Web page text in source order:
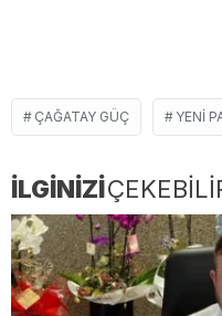
ÇAĞATAY GÜÇ YENİ
İLGİNİZİ